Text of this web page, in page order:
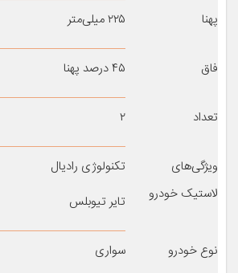
پهنا ۲۲۵ میلی‌متر
فاق ۴۵ درصد پهنا
تعداد ۲
ویژگی‌های
لاستیک خودرو
تکنولوژی رادیال
تایر تیوبلس
نوع خودرو سواری